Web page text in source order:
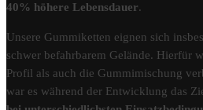
40% höhere Lebensdauer.
Unsere Gummiketten eignen sich
schwer befahrbarem Gelände. Hierfür
Profil als auch die Gummimischung
war es während der Entwicklung das